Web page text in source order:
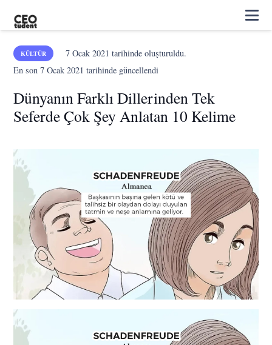
KÜLTÜR 7 Ocak 2021 tarihinde oluşturuldu.
En son7 Ocak 2021 tarihinde güncellendi
Dünyanın Farklı Dillerinden Tek
Seferde Çok Şey Anlatan 10 Kelime